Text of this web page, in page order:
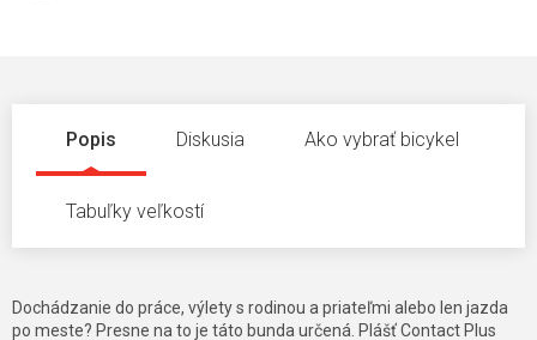
Popis Diskusia Ako vybrať bicykel
Tabuľky veľkostí
Dochádzanie do práce, výlety s rodinou a priateľmi alebo len jazda
po meste? Presne na to je táto bunda určená. Plášť Contact Plus